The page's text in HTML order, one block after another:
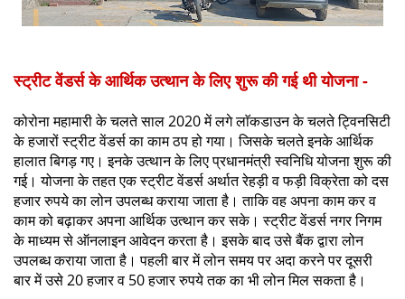
स्ट्रीट वेंडर्स के आर्थिक उत्थान के लिए शुरू की गई थी योजना -
कोरोना महामारी के चलते साल 2020 में लगे लाॅकडाउन के चलते ट्विनसिटी
के हजारों स्ट्रीट वेंडर्स का काम ठप हो गया। जिसके चलते इनके आर्थिक
हालात बिगड़ गए। इनके उत्थान के लिए प्रधानमंत्री स्वनिधि योजना शुरू की
गई। योजना के तहत एक स्ट्रीट वेंडर्स अर्थात रेहड़ी व फड़ी विक्रेता को दस
हजार रुपये का लोन उपलब्ध कराया जाता है। ताकि वह अपना काम कर व
काम को बढ़ाकर अपना आर्थिक उत्थान कर सके। स्ट्रीट वेंडर्स नगर निगम
के माध्यम से ऑनलाइन आवेदन करता है। इसके बाद उसे बैंक द्वारा लोन
उपलब्ध कराया जाता है। पहली बार में लोन समय पर अदा करने पर दूसरी
बार में उसे 20 हजार व 50 हजार रुपये तक का भी लोन मिल सकता है।